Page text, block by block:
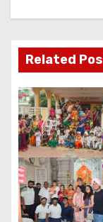
g
a
t
i
o
Related